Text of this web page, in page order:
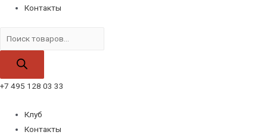
Контакты
товаров
+7 495 128 03 33
Клуб
Контакты